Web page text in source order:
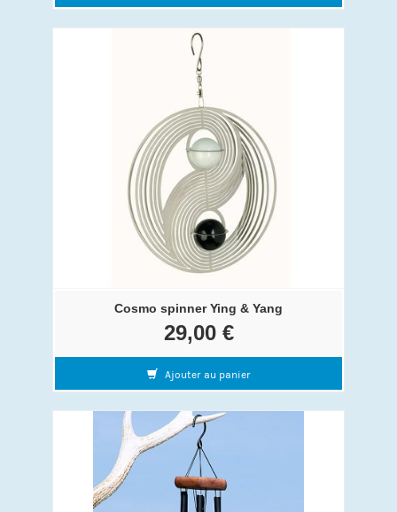
Cosmo spinner Ying & Yang
29,00 €
Ajouter au panier